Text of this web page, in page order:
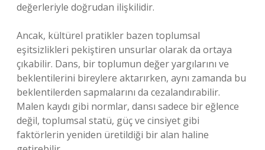
değerleriyle doğrudan ilişkilidir.
Ancak, kültürel pratikler bazen toplumsal
eşitsizlikleri pekiştiren unsurlar olarak da ortaya
çıkabilir. Dans, bir toplumun değer yargılarını ve
beklentilerini bireylere aktarırken, aynı zamanda bu
beklentilerden sapmalarını da cezalandırabilir.
Malen kaydı gibi normlar, dansı sadece bir eğlence
değil, toplumsal statü, güç ve cinsiyet gibi
faktörlerin yeniden üretildiği bir alan haline